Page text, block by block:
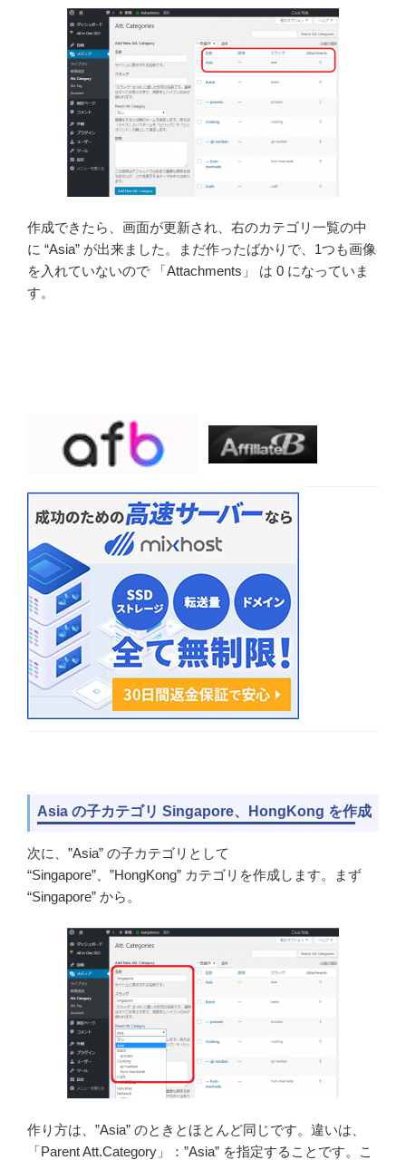
作成できたら、画面が更新され、右のカテゴリ一覧の中
に “Asia” が出来ました。まだ作ったばかりで、1つも画像
を入れていないので 「Attachments」 は 0 になっていま
す。
Asia の子カテゴリ Singapore、HongKong を作成
次に、”Asia” の子カテゴリとして
“Singapore”、”HongKong” カテゴリを作成します。まず
“Singapore” から。
作り方は、”Asia” のときとほとんど同じです。違いは、
「Parent Att.Category」：”Asia” を指定することです。こ